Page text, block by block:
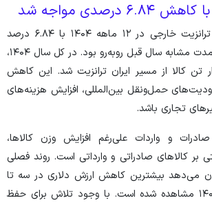
مواجه شد
بر اساس آمار گمرک، ترانزیت خارجی در ۱۲ ماهه ۱۴۰۴ با ۶.۸۴ درصد
کاهش وزن نسبت به مدت مشابه سال قبل رو‌به‌رو بود. در کل سال ۱۴۰۴،
و ۵۱۶ هزار تن کالا از مسیر ایران ترانزیت شد. این کاهش
حمل‌ونقل بین‌المللی، افزایش هزینه‌های
تجاری باشد.
و واردات علی‌رغم افزایش وزن کالاها،
بر کالا‌های صادراتی و وارداتی است. روند فصلی
می‌دهد بیشترین کاهش ارزش دلاری در سه تا
شش ماهه نخست ۱۴۰۴ مشاهده شده است. با وجود تلاش برای حفظ